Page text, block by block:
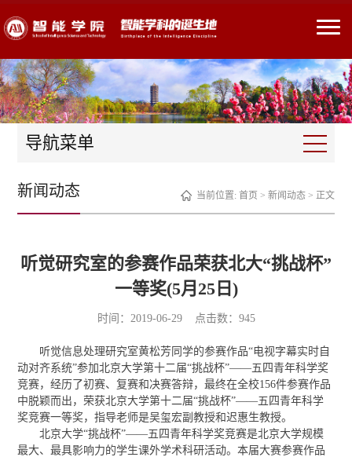
导航菜单
当前位置: 首页 > 新闻动态> 正文
新闻动态
听觉研究室的参赛作品荣获北大“挑战杯”
一等奖(5月25日)
时间：2019-06-29 点击数： 945
听觉信息处理研究室黄松芳同学的参赛作品“电视字幕实时自
动对齐系统”参加北京大学第十二届“挑战杯”——五四青年科学奖
竞赛，经历了初赛、复赛和决赛答辩，最终在全校156件参赛作品
中脱颖而出，荣获北京大学第十二届“挑战杯”——五四青年科学
奖竞赛一等奖，指导老师是吴玺宏副教授和迟惠生教授。
北京大学“挑战杯”——五四青年科学奖竞赛是北京大学规模
最大、最具影响力的学生课外学术科研活动。本届大赛参赛作品